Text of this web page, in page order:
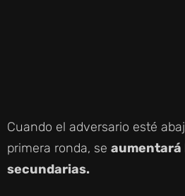
Cuando el adversario esté
primera ronda, se aumentará
secundarias.